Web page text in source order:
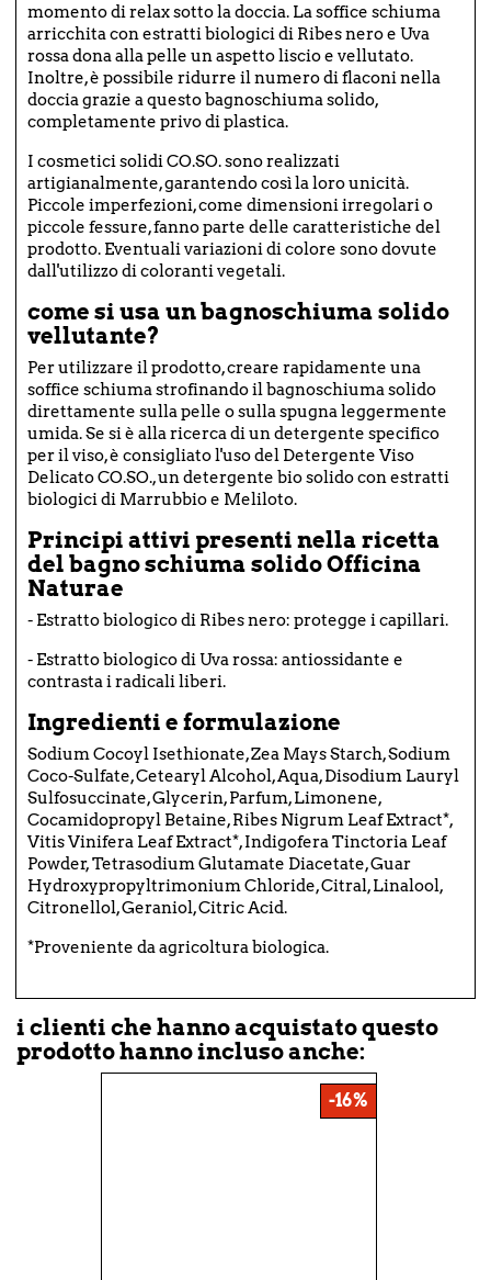
momento di relax sotto la doccia. La soffice schiuma
arricchita con estratti biologici di Ribes nero e Uva
rossa dona alla pelle un aspetto liscio e vellutato.
Inoltre, è possibile ridurre il numero di flaconi nella
doccia grazie a questo bagnoschiuma solido,
completamente privo di plastica.
I cosmetici solidi CO.SO. sono realizzati
artigianalmente, garantendo così la loro unicità.
Piccole imperfezioni, come dimensioni irregolari o
piccole fessure, fanno parte delle caratteristiche del
prodotto. Eventuali variazioni di colore sono dovute
dall'utilizzo di coloranti vegetali.
come si usa un bagnoschiuma solido
vellutante?
Per utilizzare il prodotto, creare rapidamente una
soffice schiuma strofinando il bagnoschiuma solido
direttamente sulla pelle o sulla spugna leggermente
umida. Se si è alla ricerca di un detergente specifico
per il viso, è consigliato l'uso del Detergente Viso
Delicato CO.SO., un detergente bio solido con estratti
biologici di Marrubbio e Meliloto.
Principi attivi presenti nella ricetta
del bagno schiuma solido Officina
Naturae
- Estratto biologico di Ribes nero: protegge i capillari.
- Estratto biologico di Uva rossa: antiossidante e
contrasta i radicali liberi.
Ingredienti e formulazione
Sodium Cocoyl Isethionate, Zea Mays Starch, Sodium
Coco-Sulfate, Cetearyl Alcohol, Aqua, Disodium Lauryl
Sulfosuccinate, Glycerin, Parfum, Limonene,
Cocamidopropyl Betaine, Ribes Nigrum Leaf Extract*,
Vitis Vinifera Leaf Extract*, Indigofera Tinctoria Leaf
Powder, Tetrasodium Glutamate Diacetate, Guar
Hydroxypropyltrimonium Chloride, Citral, Linalool,
Citronellol, Geraniol, Citric Acid.
*Proveniente da agricoltura biologica.
i clienti che hanno acquistato questo
prodotto hanno incluso anche:
-16%